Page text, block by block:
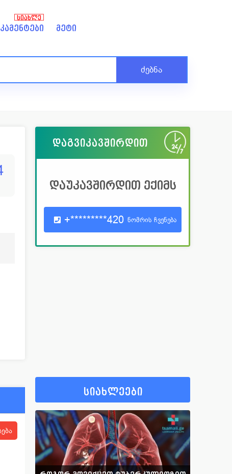
ᲡᲘᲐᲮᲚᲔ
მეტი
ძებნა
დაგვიკავშირდით
დაუკავშირდით ექიმს
+*********420 ნომრის ჩვენება
სიახლეები